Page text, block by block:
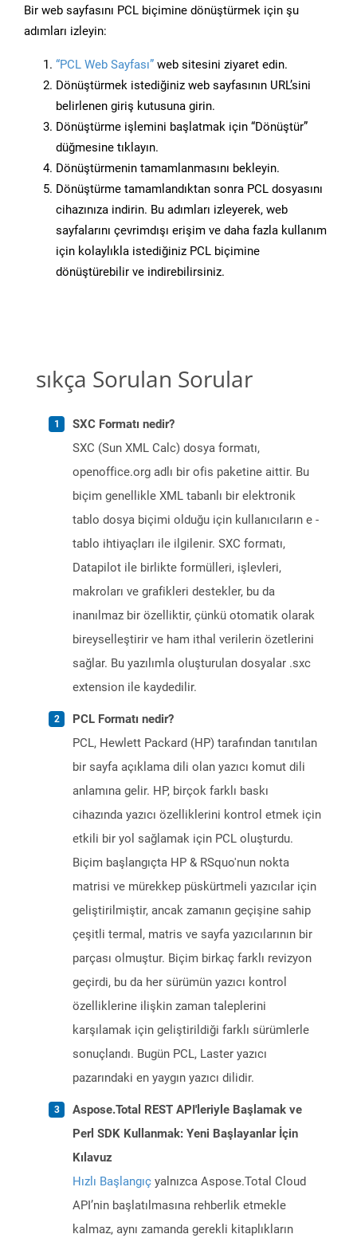
Bir web sayfasını PCL biçimine dönüştürmek için şu
adımları izleyin:
“PCL Web Sayfası” web sitesini ziyaret edin.
Dönüştürmek istediğiniz web sayfasının URL’sini
belirlenen giriş kutusuna girin.
Dönüştürme işlemini başlatmak için “Dönüştür”
düğmesine tıklayın.
Dönüştürmenin tamamlanmasını bekleyin.
Dönüştürme tamamlandıktan sonra PCL dosyasını
cihazınıza indirin. Bu adımları izleyerek, web
sayfalarını çevrimdışı erişim ve daha fazla kullanım
için kolaylıkla istediğiniz PCL biçimine
dönüştürebilir ve indirebilirsiniz.
sıkça Sorulan Sorular
SXC Formatı nedir?
SXC (Sun XML Calc) dosya formatı,
openoffice.org adlı bir ofis paketine aittir. Bu
biçim genellikle XML tabanlı bir elektronik
tablo dosya biçimi olduğu için kullanıcıların e -
tablo ihtiyaçları ile ilgilenir. SXC formatı,
Datapilot ile birlikte formülleri, işlevleri,
makroları ve grafikleri destekler, bu da
inanılmaz bir özelliktir, çünkü otomatik olarak
bireyselleştirir ve ham ithal verilerin özetlerini
sağlar. Bu yazılımla oluşturulan dosyalar .sxc
extension ile kaydedilir.
PCL Formatı nedir?
PCL, Hewlett Packard (HP) tarafından tanıtılan
bir sayfa açıklama dili olan yazıcı komut dili
anlamına gelir. HP, birçok farklı baskı
cihazında yazıcı özelliklerini kontrol etmek için
etkili bir yol sağlamak için PCL oluşturdu.
Biçim başlangıçta HP & RSquo'nun nokta
matrisi ve mürekkep püskürtmeli yazıcılar için
geliştirilmiştir, ancak zamanın geçişine sahip
çeşitli termal, matris ve sayfa yazıcılarının bir
parçası olmuştur. Biçim birkaç farklı revizyon
geçirdi, bu da her sürümün yazıcı kontrol
özelliklerine ilişkin zaman taleplerini
karşılamak için geliştirildiği farklı sürümlerle
sonuçlandı. Bugün PCL, Laster yazıcı
pazarındaki en yaygın yazıcı dilidir.
Aspose.Total REST API'leriyle Başlamak ve
Perl SDK Kullanmak: Yeni Başlayanlar İçin
Kılavuz
Hızlı Başlangıç yalnızca Aspose.Total Cloud
API’nin başlatılmasına rehberlik etmekle
kalmaz, aynı zamanda gerekli kitaplıkların